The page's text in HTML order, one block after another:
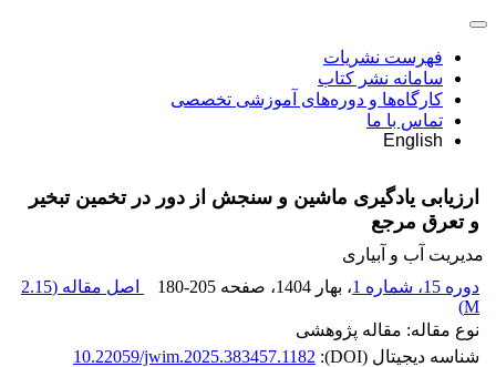
فهرست نشریات
سامانه نشر کتاب
کارگاه‌ها و دوره‌های آموزشی تخصصی
تماس با ما
English
ارزیابی یادگیری ماشین و سنجش از دور در تخمین تبخیر
و تعرق مرجع
مدیریت آب و آبیاری
دوره 15، شماره 1
، بهار 1404 ، صفحه 180-205 اصل مقاله (2.15
M
)
نوع مقاله: مقاله پژوهشی
شناسه دیجیتال (DOI):
10.22059/jwim.2025.383457.1182